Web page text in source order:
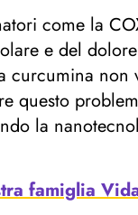
come la
e del
non
questo
la
famiglia